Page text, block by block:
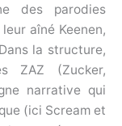
des parodies
aîné Keenen,
la structure,
ZAZ (Zucker,
narrative qui
(ici Scream et